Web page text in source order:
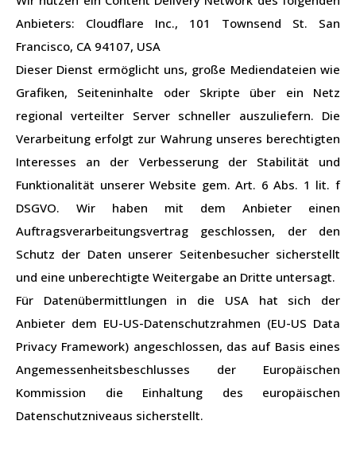
Anbieters: Cloudflare Inc., 101 Townsend St. San
Francisco, CA 94107, USA
Dieser Dienst ermöglicht uns, große Mediendateien wie
Grafiken, Seiteninhalte oder Skripte über ein Netz
regional verteilter Server schneller auszuliefern. Die
Verarbeitung erfolgt zur Wahrung unseres berechtigten
Interesses an der Verbesserung der Stabilität und
Funktionalität unserer Website gem. Art. 6 Abs. 1 lit. f
DSGVO. Wir haben mit dem Anbieter einen
Auftragsverarbeitungsvertrag geschlossen, der den
Schutz der Daten unserer Seitenbesucher sicherstellt
und eine unberechtigte Weitergabe an Dritte untersagt.
Für Datenübermittlungen in die USA hat sich der
Anbieter dem EU-US-Datenschutzrahmen (EU-US Data
Privacy Framework) angeschlossen, das auf Basis eines
Angemessenheitsbeschlusses der Europäischen
Kommission die Einhaltung des europäischen
Datenschutzniveaus sicherstellt.